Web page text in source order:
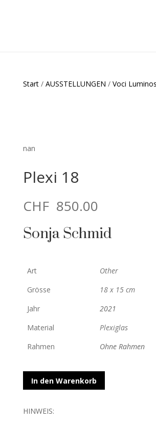
Start/ AUSSTELLUNGEN / Voci
nan
Plexi 18
CHF 850.00
Sonja Schmid
Art
Other
Grösse
18 x 15 cm
Jahr
2021
Material
Plexiglas
Rahmen
Ohne Rahmen
In den Warenkorb
HINWEIS: